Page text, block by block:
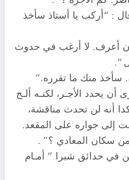
: “أركب يا أستاذ سأخذ
أعرف. لا أرغب في حدوث
“.
سأخذ منك ما تقرره.”
يحدد الأجـر، لكنـه ألـح
أنه لن تحدث مناقشة،
إلى جواره على المقعد.
سكان المعادي ؟” .
في حدائق شبرا ” أمـام